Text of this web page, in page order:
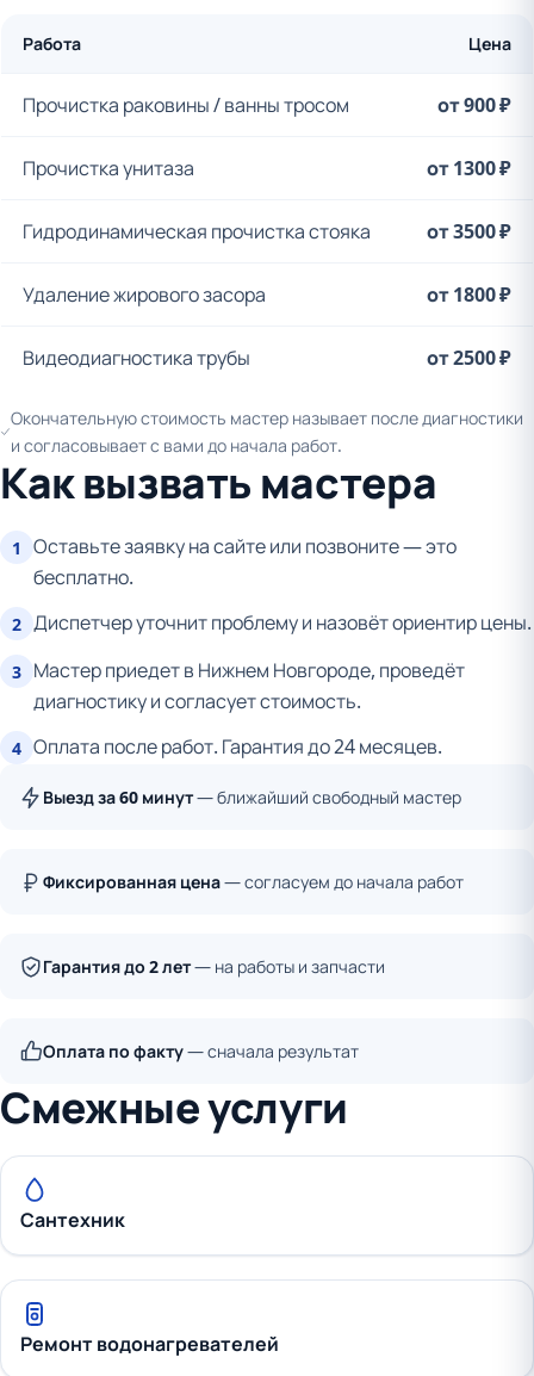
Работа Цена
Прочистка раковины / ванны тросом от 900 ₽
Прочистка унитаза от 1300 ₽
Гидродинамическая прочистка стояка от 3500 ₽
Удаление жирового засора от 1800 ₽
Видеодиагностика трубы от 2500 ₽
Окончательную стоимость мастер называет после диагностики
и согласовывает с вами до начала работ.
Как вызвать мастера
1
Оставьте заявку на сайте или позвоните — это
бесплатно.
2 Диспетчер уточнит проблему и назовёт ориентир цены.
3 Мастер приедет в Нижнем Новгороде, проведёт
диагностику и согласует стоимость.
4 Оплата после работ. Гарантия до 24 месяцев.
Выезд за 60 минут— ближайший свободный мастер
Фиксированная цена— согласуем до начала работ
Гарантия до 2 лет— на работы и запчасти
Оплата по факту— сначала результат
Смежные услуги
Сантехник
Ремонт водонагревателей